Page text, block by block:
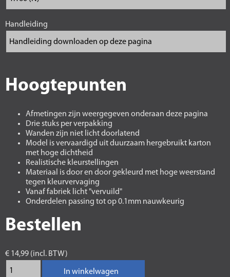
Handleiding
Hoogtepunten
Afmetingen zijn weergegeven onderaan deze pagina
Drie stuks per verpakking
Wanden zijn niet licht doorlatend
Model is vervaardigd uit duurzaam hergebruikt karton
met hoge dichtheid
Realistische kleurstellingen
Materiaal is door en door gekleurd met hoge weerstand
tegen kleurvervaging
Vanaf fabriek licht "vervuild"
Onderdelen passing tot op 0.1mm nauwkeurig
Bestellen
€ 14,99 (incl. BTW)
In winkelwagen